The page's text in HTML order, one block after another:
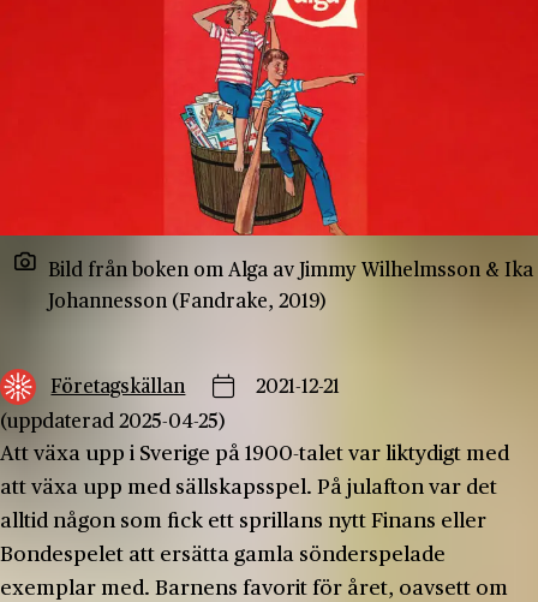
Bild från boken om Alga av Jimmy Wilhelmsson & Ika
Johannesson (Fandrake, 2019)
Företagskällan
2021-12-21
(uppdaterad 2025-04-25)
Att växa upp i Sverige på 1900-talet var liktydigt med
att växa upp med sällskapsspel. På julafton var det
alltid någon som fick ett sprillans nytt Finans eller
Bondespelet att ersätta gamla sönderspelade
exemplar med. Barnens favorit för året, oavsett om